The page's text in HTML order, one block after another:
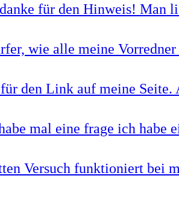
für den Hinweis! Man
wie alle meine
den Link auf meine
mal eine frage ich habe
Versuch funktioniert bei